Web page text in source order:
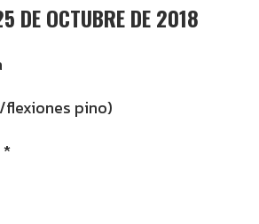
DE OCTUBRE DE 2018
pino)
*